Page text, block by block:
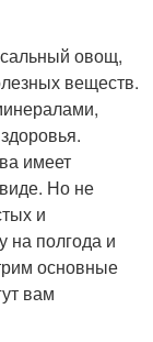
овощ,
веществ.
имеет
Но не
и
на полгода и
основные
вам